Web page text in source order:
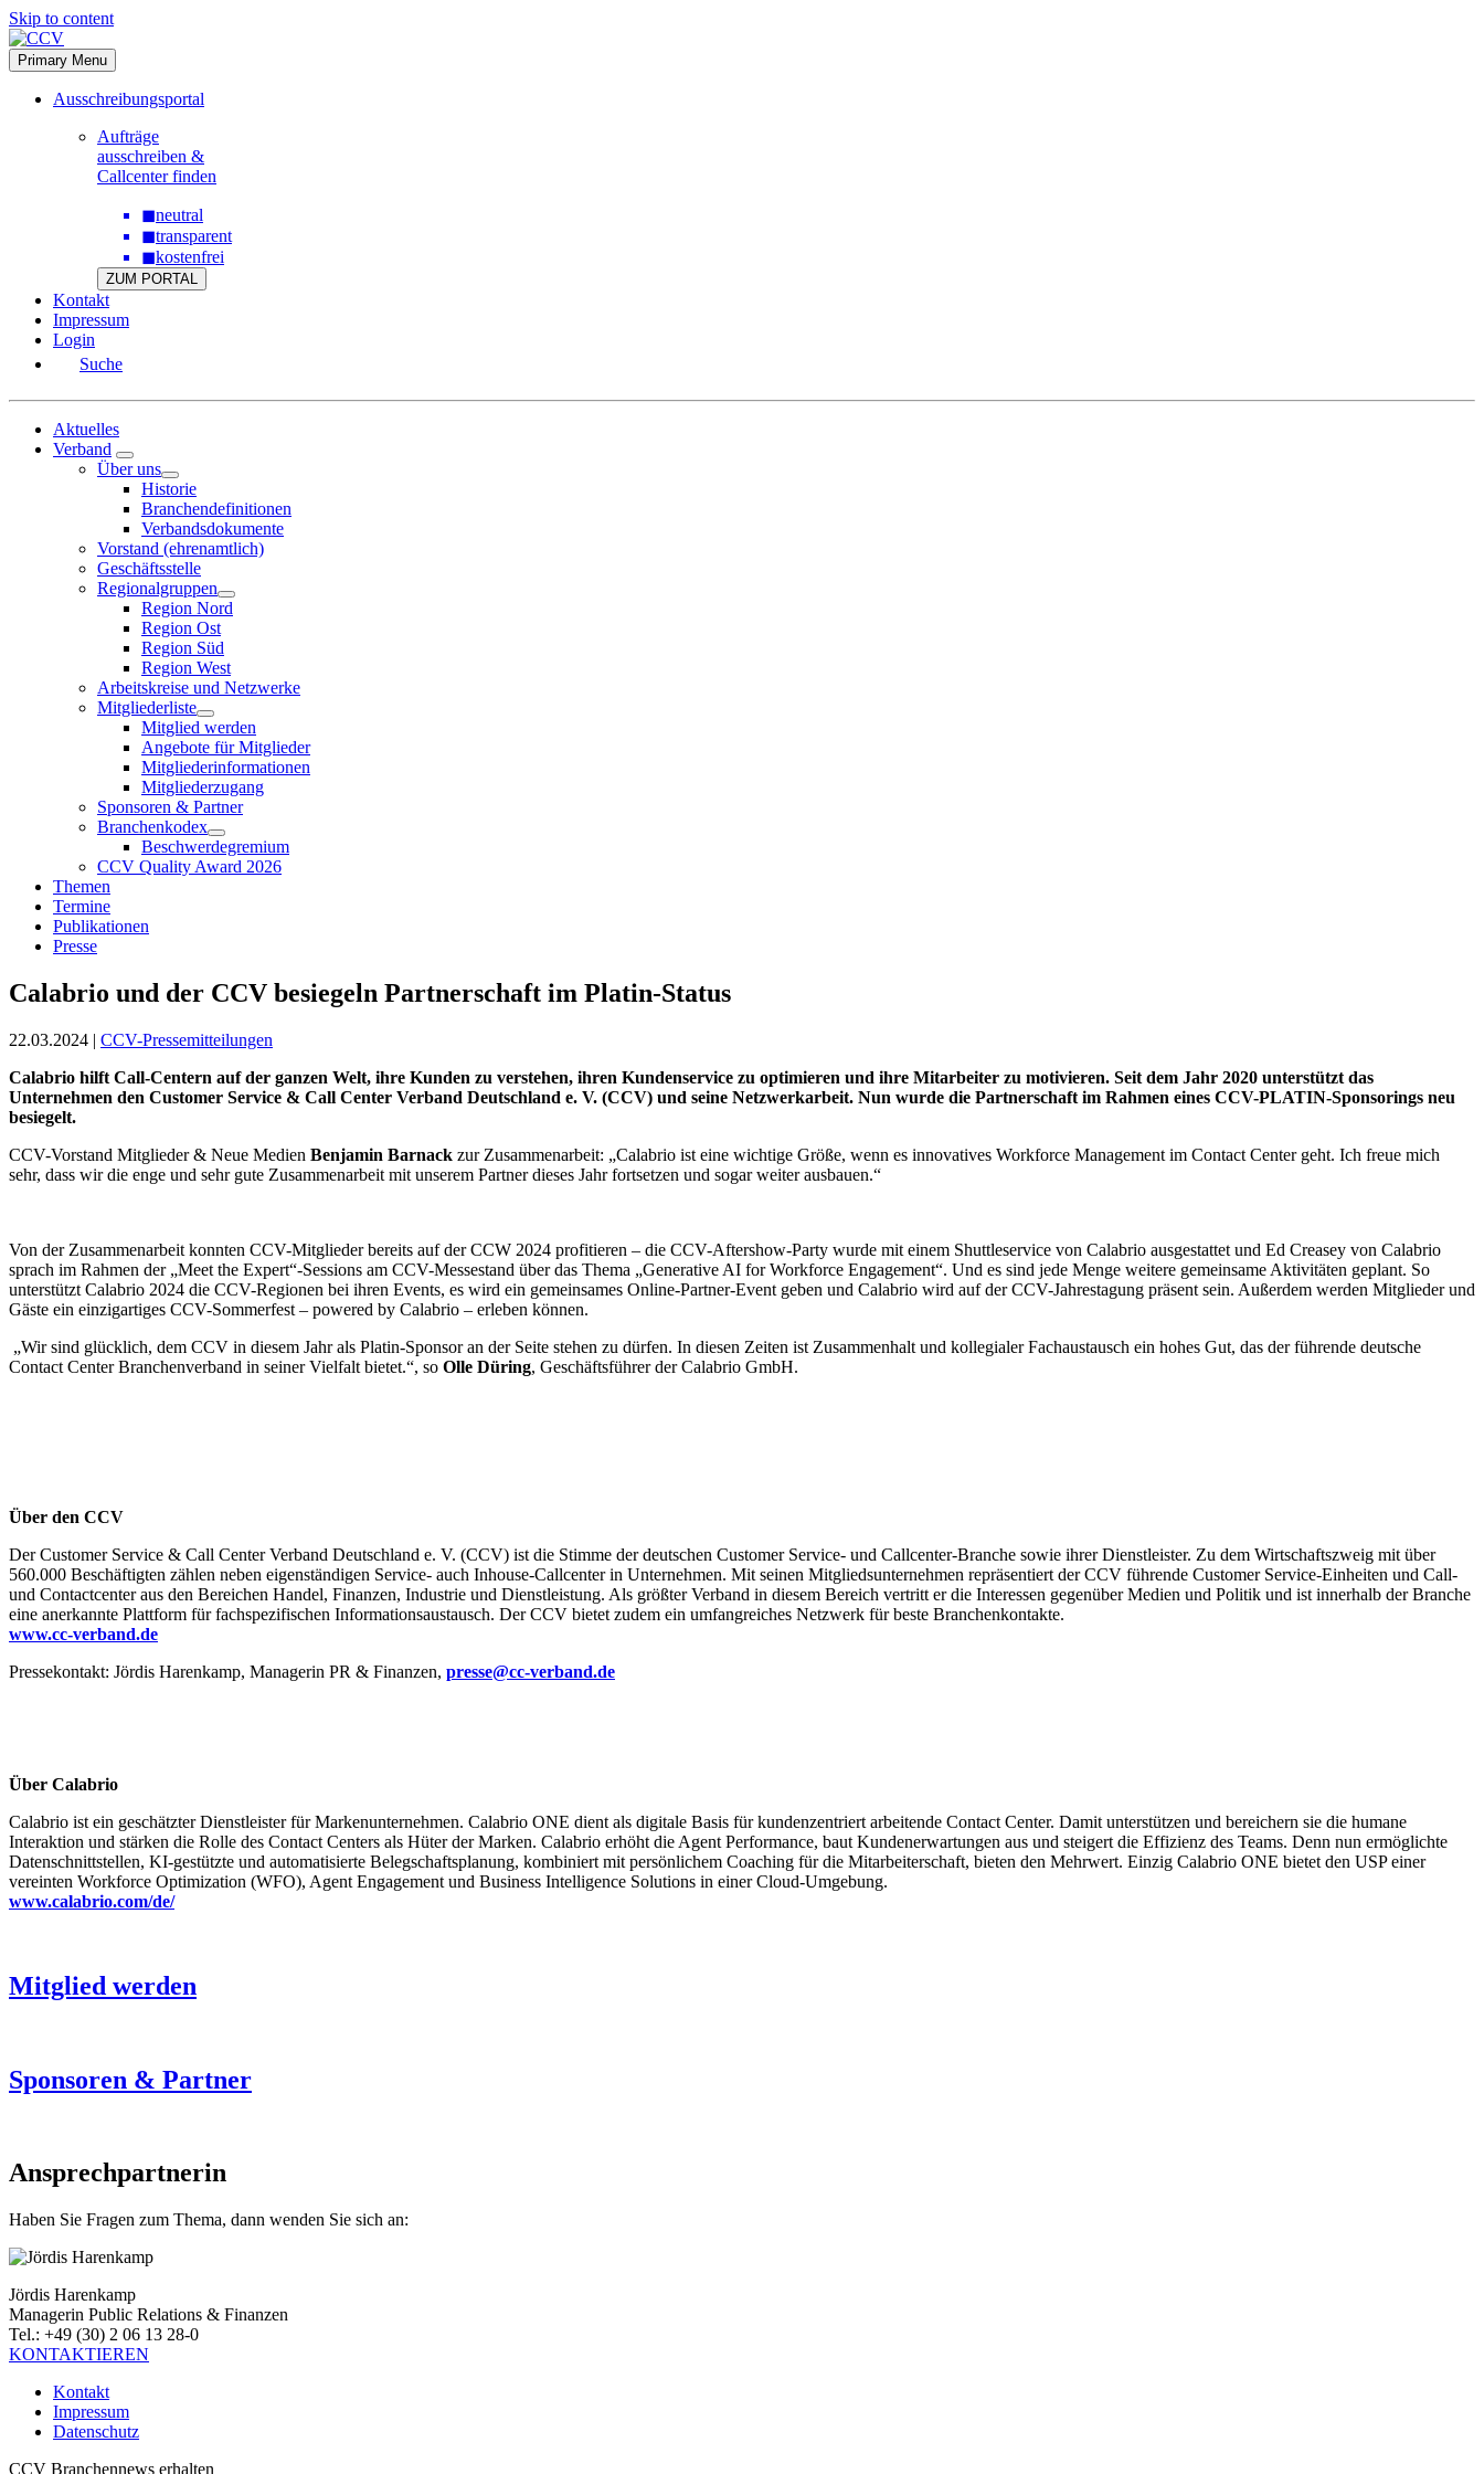
Skip to content
Primary Menu
Ausschreibungsportal
Aufträge
ausschreiben &
Callcenter finden
◼neutral
◼transparent
◼kostenfrei
ZUM PORTAL
Kontakt
Impressum
Login
Suche
Aktuelles
Verband
Über uns
Historie
Branchendefinitionen
Verbandsdokumente
Vorstand (ehrenamtlich)
Geschäftsstelle
Regionalgruppen
Region Nord
Region Ost
Region Süd
Region West
Arbeitskreise und Netzwerke
Mitgliederliste
Mitglied werden
Angebote für Mitglieder
Mitgliederinformationen
Mitgliederzugang
Sponsoren & Partner
Branchenkodex
Beschwerdegremium
CCV Quality Award 2026
Themen
Termine
Publikationen
Presse
Calabrio und der CCV besiegeln Partnerschaft im Platin-Status
22.03.2024 | CCV-Pressemitteilungen
Calabrio hilft Call-Centern auf der ganzen Welt, ihre Kunden zu verstehen, ihren Kundenservice zu optimieren und ihre Mitarbeiter zu motivieren. Seit dem Jahr 2020 unterstützt das
Unternehmen den Customer Service & Call Center Verband Deutschland e. V. (CCV) und seine Netzwerkarbeit. Nun wurde die Partnerschaft im Rahmen eines CCV-PLATIN-Sponsorings neu
besiegelt.
CCV-Vorstand Mitglieder & Neue Medien Benjamin Barnack zur Zusammenarbeit: „Calabrio ist eine wichtige Größe, wenn es innovatives Workforce Management im Contact Center geht. Ich freue mich
sehr, dass wir die enge und sehr gute Zusammenarbeit mit unserem Partner dieses Jahr fortsetzen und sogar weiter ausbauen.“
Von der Zusammenarbeit konnten CCV-Mitglieder bereits auf der CCW 2024 profitieren – die CCV-Aftershow-Party wurde mit einem Shuttleservice von Calabrio ausgestattet und Ed Creasey von Calabrio
sprach im Rahmen der „Meet the Expert“-Sessions am CCV-Messestand über das Thema „Generative AI for Workforce Engagement“. Und es sind jede Menge weitere gemeinsame Aktivitäten geplant. So
unterstützt Calabrio 2024 die CCV-Regionen bei ihren Events, es wird ein gemeinsames Online-Partner-Event geben und Calabrio wird auf der CCV-Jahrestagung präsent sein. Außerdem werden Mitglieder und
Gäste ein einzigartiges CCV-Sommerfest – powered by Calabrio – erleben können.
„Wir sind glücklich, dem CCV in diesem Jahr als Platin-Sponsor an der Seite stehen zu dürfen. In diesen Zeiten ist Zusammenhalt und kollegialer Fachaustausch ein hohes Gut, das der führende deutsche
Contact Center Branchenverband in seiner Vielfalt bietet.“, so Olle Düring, Geschäftsführer der Calabrio GmbH.
Über den CCV
Der Customer Service & Call Center Verband Deutschland e. V. (CCV) ist die Stimme der deutschen Customer Service- und Callcenter-Branche sowie ihrer Dienstleister. Zu dem Wirtschaftszweig mit über
560.000 Beschäftigten zählen neben eigenständigen Service- auch Inhouse-Callcenter in Unternehmen. Mit seinen Mitgliedsunternehmen repräsentiert der CCV führende Customer Service-Einheiten und Call-
und Contactcenter aus den Bereichen Handel, Finanzen, Industrie und Dienstleistung. Als größter Verband in diesem Bereich vertritt er die Interessen gegenüber Medien und Politik und ist innerhalb der Branche
eine anerkannte Plattform für fachspezifischen Informationsaustausch. Der CCV bietet zudem ein umfangreiches Netzwerk für beste Branchenkontakte.
www.cc-verband.de
Pressekontakt: Jördis Harenkamp, Managerin PR & Finanzen, presse@cc-verband.de
Über Calabrio
Calabrio ist ein geschätzter Dienstleister für Markenunternehmen. Calabrio ONE dient als digitale Basis für kundenzentriert arbeitende Contact Center. Damit unterstützen und bereichern sie die humane
Interaktion und stärken die Rolle des Contact Centers als Hüter der Marken. Calabrio erhöht die Agent Performance, baut Kundenerwartungen aus und steigert die Effizienz des Teams. Denn nun ermöglichte
Datenschnittstellen, KI-gestützte und automatisierte Belegschaftsplanung, kombiniert mit persönlichem Coaching für die Mitarbeiterschaft, bieten den Mehrwert. Einzig Calabrio ONE bietet den USP einer
vereinten Workforce Optimization (WFO), Agent Engagement und Business Intelligence Solutions in einer Cloud-Umgebung.
www.calabrio.com/de/
Mitglied werden
Sponsoren & Partner
Ansprechpartnerin
Haben Sie Fragen zum Thema, dann wenden Sie sich an:
Jördis Harenkamp
Managerin Public Relations & Finanzen
Tel.: +49 (30) 2 06 13 28-0
KONTAKTIEREN
Kontakt
Impressum
Datenschutz
CCV Branchennews erhalten